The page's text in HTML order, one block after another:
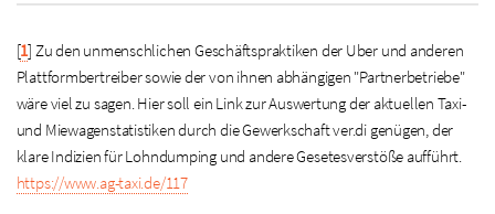
[1] Zu den unmenschlichen Geschäftspraktiken der Uber und anderen
Plattformbertreiber sowie der von ihnen abhängigen "Partnerbetriebe"
wäre viel zu sagen. Hier soll ein Link zur Auswertung der aktuellen Taxi-
und Miewagenstatistiken durch die Gewerkschaft ver.di genügen, der
klare Indizien für Lohndumping und andere Gesetesverstöße aufführt.
https://www.ag-taxi.de/117